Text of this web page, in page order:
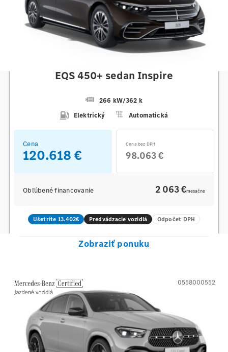
EQS 450+ sedan Inspire
266 kW/362 k
Elektrický
Automatická
Cena
120.618 €
Cena bez DPH
98.063 €
Obľúbené financovanie 2 063 €mesačne
Ušetríte 13.402€ Predvádzacie vozidlá Odpočet DPH
Zobraziť ponuku
0558000552